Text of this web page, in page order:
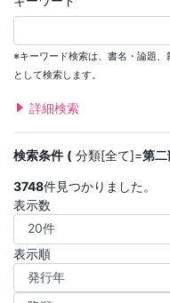
※キーワード検索は、書名・論題
として検索します。
詳細検索
検索条件 分類[全て]=第
3748件見つかりました。
表示数
表示順